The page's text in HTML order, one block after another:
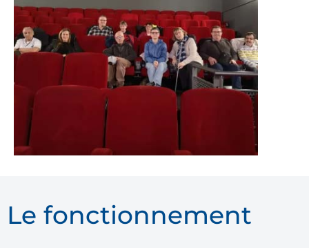
Le fonctionnement